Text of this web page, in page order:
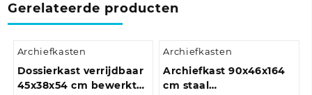
Gerelateerde producten
Archiefkasten
Dossierkast verrijdbaar
45x38x54 cm bewerkt
Archiefkasten
Archiefkast 90x46x164
cm staal